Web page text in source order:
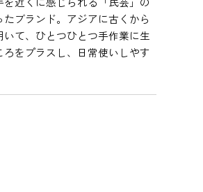
ブランド。アジアに古くから
て、ひとつひとつ手作業に生
をプラスし、日常使いしやす